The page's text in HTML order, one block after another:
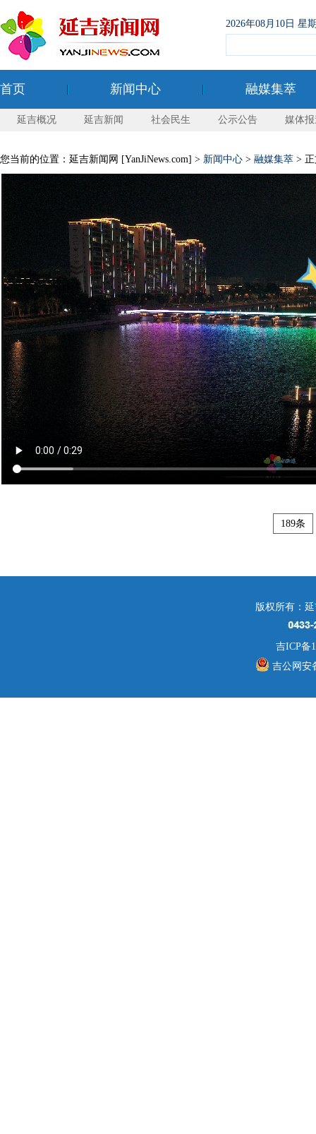
2026年08月10日 星
首页 新闻中心 融媒集萃
延吉概况 延吉新闻 社会民生 公示公告 媒体
您当前的位置：延吉新闻网 [YanJiNews.com] > 新闻中心 > 融媒集萃 >
189条
版权所有：
吉ICP备
吉公网安